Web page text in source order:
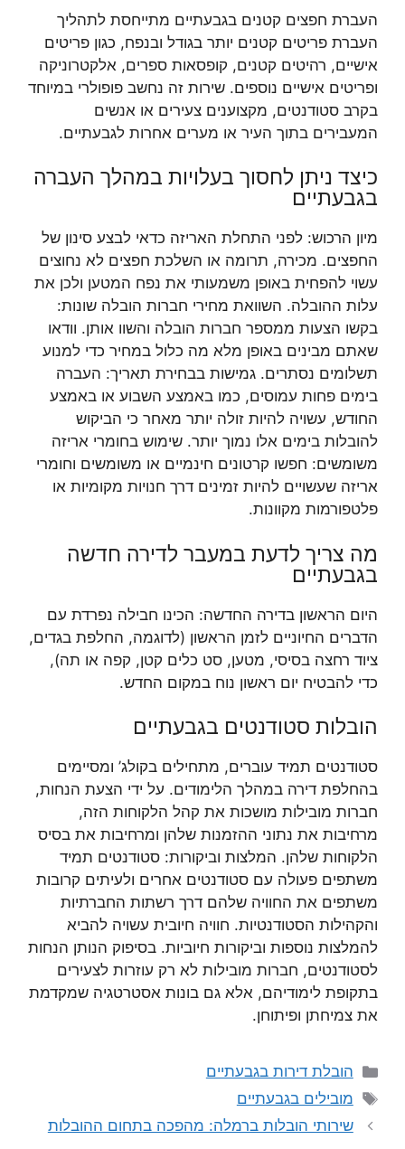
העברת חפצים קטנים בגבעתיים מתייחסת לתהליך
העברת פריטים קטנים יותר בגודל ובנפח, כגון פריטים
אישיים, רהיטים קטנים, קופסאות ספרים, אלקטרוניקה
ופריטים אישיים נוספים. שירות זה נחשב פופולרי במיוחד
בקרב סטודנטים, מקצוענים צעירים או אנשים
המעבירים בתוך העיר או מערים אחרות לגבעתיים.
כיצד ניתן לחסוך בעלויות במהלך העברה
בגבעתיים
מיון הרכוש: לפני התחלת האריזה כדאי לבצע סינון של
החפצים. מכירה, תרומה או השלכת חפצים לא נחוצים
עשוי להפחית באופן משמעותי את נפח המטען ולכן את
עלות ההובלה. השוואת מחירי חברות הובלה שונות:
בקשו הצעות ממספר חברות הובלה והשוו אותן. וודאו
שאתם מבינים באופן מלא מה כלול במחיר כדי למנוע
תשלומים נסתרים. גמישות בבחירת תאריך: העברה
בימים פחות עמוסים, כמו באמצע השבוע או באמצע
החודש, עשויה להיות זולה יותר מאחר כי הביקוש
להובלות בימים אלו נמוך יותר. שימוש בחומרי אריזה
משומשים: חפשו קרטונים חינמיים או משומשים וחומרי
אריזה שעשויים להיות זמינים דרך חנויות מקומיות או
פלטפורמות מקוונות.
מה צריך לדעת במעבר לדירה חדשה
בגבעתיים
היום הראשון בדירה החדשה: הכינו חבילה נפרדת עם
הדברים החיוניים לזמן הראשון (לדוגמה, החלפת בגדים,
ציוד רחצה בסיסי, מטען, סט כלים קטן, קפה או תה),
כדי להבטיח יום ראשון נוח במקום החדש.
הובלות סטודנטים בגבעתיים
סטודנטים תמיד עוברים, מתחילים בקולג’ ומסיימים
בהחלפת דירה במהלך הלימודים. על ידי הצעת הנחות,
חברות מובילות מושכות את קהל הלקוחות הזה,
מרחיבות את נתוני ההזמנות שלהן ומרחיבות את בסיס
הלקוחות שלהן. המלצות וביקורות: סטודנטים תמיד
משתפים פעולה עם סטודנטים אחרים ולעיתים קרובות
משתפים את החוויה שלהם דרך רשתות החברתיות
והקהילות הסטודנטיות. חוויה חיובית עשויה להביא
להמלצות נוספות וביקורות חיוביות. בסיפוק הנותן הנחות
לסטודנטים, חברות מובילות לא רק עוזרות לצעירים
בתקופת לימודיהם, אלא גם בונות אסטרטגיה שמקדמת
את צמיחתן ופיתוחן.
קטגוריות
הובלת דירות בגבעתיים
תגיות
מובילים בגבעתיים
שירותי הובלות ברמלה: מהפכה בתחום ההובלות